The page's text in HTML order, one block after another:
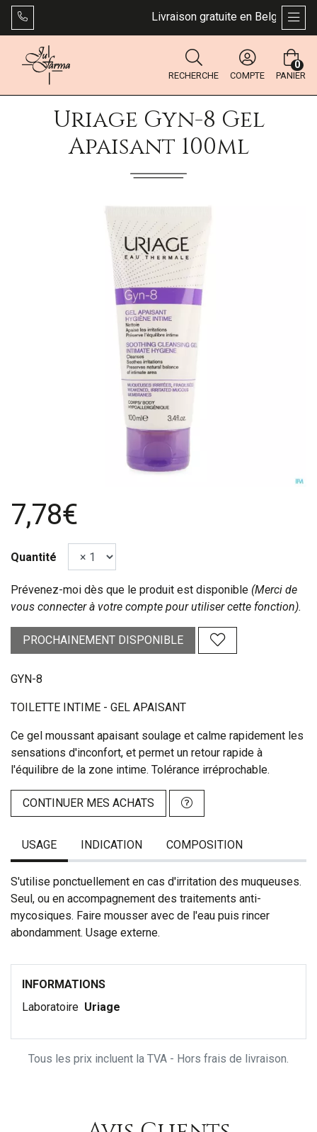
Livraison gratuite en Belgique
RECHERCHE COMPTE PANIER
0
Uriage Gyn-8 Gel
Apaisant 100ml
7,78€
Quantité
Prévenez-moi dès que le produit est disponible (Merci de
vous connecter à votre compte pour utiliser cette fonction).
PROCHAINEMENT DISPONIBLE
GYN-8
TOILETTE INTIME - GEL APAISANT
Ce gel moussant apaisant soulage et calme rapidement les
sensations d'inconfort, et permet un retour rapide à
l'équilibre de la zone intime. Tolérance irréprochable.
CONTINUER MES ACHATS
USAGE INDICATION COMPOSITION
S'utilise ponctuellement en cas d'irritation des muqueuses.
Seul, ou en accompagnement des traitements anti-
mycosiques. Faire mousser avec de l'eau puis rincer
abondamment. Usage externe.
INFORMATIONS
Laboratoire Uriage
Tous les prix incluent la TVA - Hors frais de livraison.